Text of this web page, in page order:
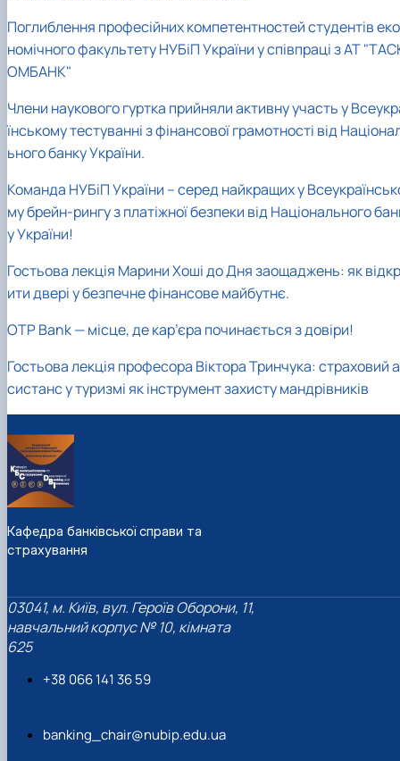
Поглиблення професійних компетентностей студентів еко
номічного факультету НУБіП України у співпраці з АТ
ОМБАНК"
Члени наукового гуртка прийняли активну участь у
їнському тестуванні з фінансової грамотності від
ьного банку України.
Команда НУБіП України – серед найкращих у
му брейн-рингу з платіжної безпеки від Національного
у України!
Гостьова лекція Марини Хоші до Дня заощаджень: як відкр
ити двері у безпечне фінансове майбутнє.
OTP Bank — місце, де кар’єра починається з довіри!
Гостьова лекція професора Віктора Тринчука: страховий а
систанс у туризмі як інструмент захисту мандрівників
Кафедра банківської справи та
страхування
03041, м. Київ, вул. Героїв Оборони, 11,
навчальний корпус № 10, кімната
625
+38 066 141 36 59
banking_chair@nubip.edu.ua